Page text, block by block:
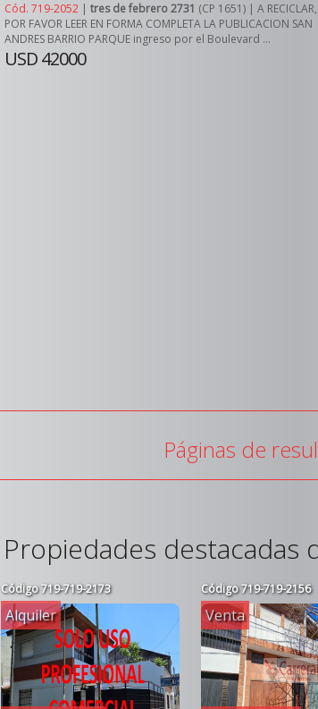
Cód. 719-2052 | tres de febrero 2731 (CP 1651) | A RECICLAR,
POR FAVOR LEER EN FORMA COMPLETA LA PUBLICACION SAN
ANDRES BARRIO PARQUE ingreso por el Boulevard ...
USD 42000
Páginas de
Propiedades destacadas
Código719-719-2173
Alquiler
Código719-719-2156
Venta